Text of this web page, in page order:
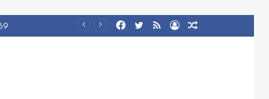
Log
RSS
Twitter
Facebook